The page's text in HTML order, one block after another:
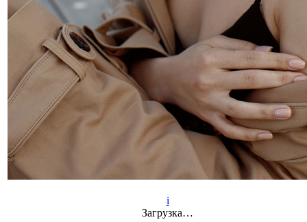
i
Загрузка…